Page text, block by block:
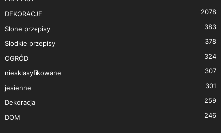
DEKORACJE 2078
Słone przepisy 383
Słodkie przepisy 378
OGRÓD 324
niesklasyfikowane 307
jesienne 301
Dekoracja 259
DOM 246